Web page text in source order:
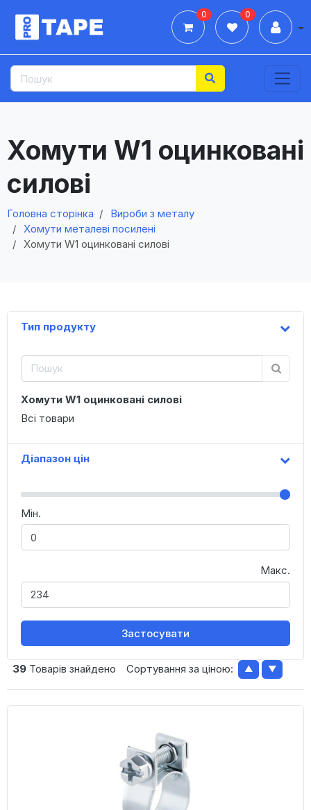
0 0
Хомути W1 оцинковані
силові
Головна сторінка
Вироби з металу
Хомути металеві посилені
Хомути W1 оцинковані силові
Тип продукту
Хомути W1 оцинковані силові
Всі товари
Діапазон цін
Мін.
Макс.
Застосувати
39Товарів знайдено Сортування за ціною: ▲ ▼